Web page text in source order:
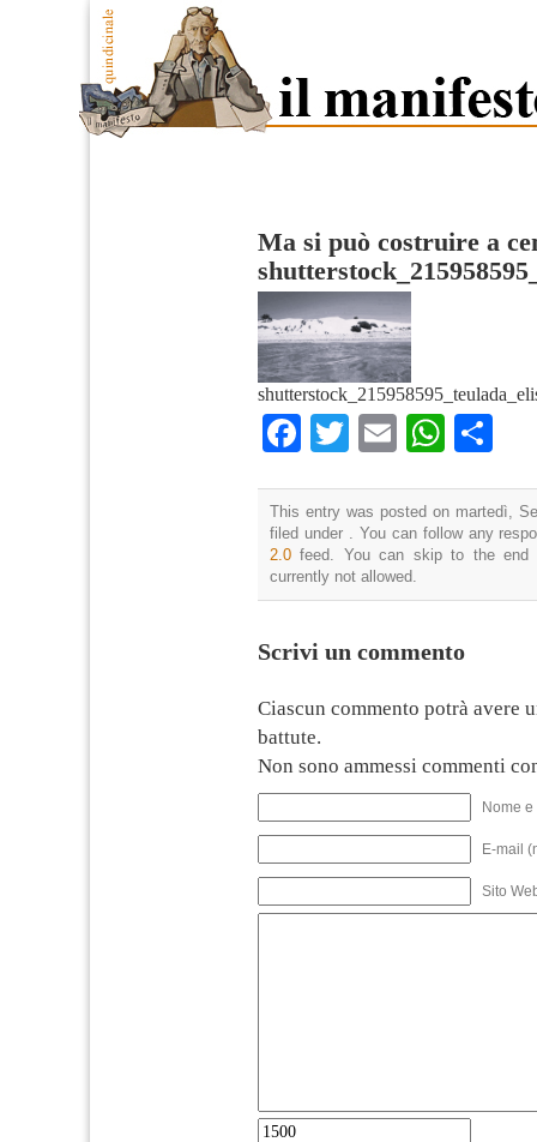
Ma si può costruire a
Facebook
TwitterEmail
This entry was posted on martedì,
filed under . You can follow any
2.0 feed. You can skip to the end
currently not allowed.
Scrivi un commento
Ciascun commento potrà avere
battute.
Non sono ammessi commenti
Nome
E-mail
Sito